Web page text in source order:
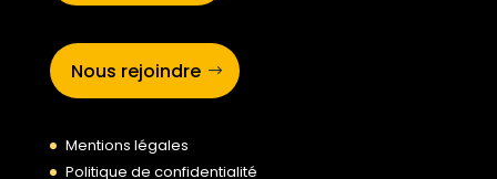
Nous rejoindre
Mentions légales
Politique de confidentialité